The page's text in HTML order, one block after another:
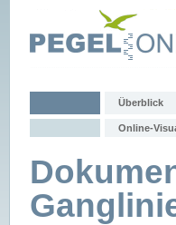
Überblick
Online-